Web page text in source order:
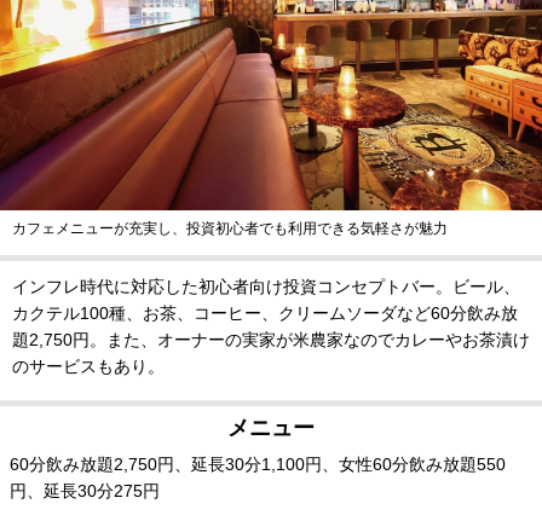
カフェメニューが充実し、投資初心者でも利用できる気軽さが魅力
インフレ時代に対応した初心者向け投資コンセプトバー。ビール、
カクテル100種、お茶、コーヒー、クリームソーダなど60分飲み放
題2,750円。また、オーナーの実家が米農家なのでカレーやお茶漬け
のサービスもあり。
メニュー
60分飲み放題2,750円、延長30分1,100円、女性60分飲み放題550
円、延長30分275円